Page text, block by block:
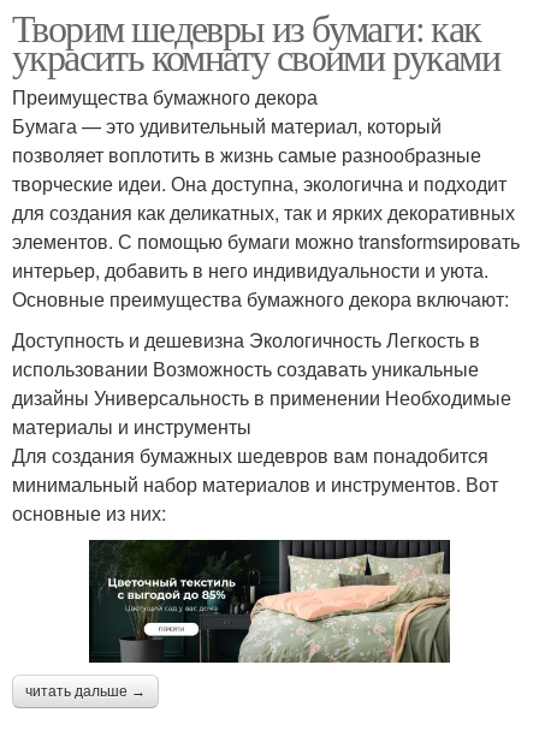
Творим шедевры из бумаги: как
украсить комнату своими руками
Преимущества бумажного декора
Бумага — это удивительный материал, который
позволяет воплотить в жизнь самые разнообразные
творческие идеи. Она доступна, экологична и подходит
для создания как деликатных, так и ярких декоративных
элементов. С помощью бумаги можно transformsировать
интерьер, добавить в него индивидуальности и уюта.
Основные преимущества бумажного декора включают:
Доступность и дешевизна Экологичность Легкость в
использовании Возможность создавать уникальные
дизайны Универсальность в применении Необходимые
материалы и инструменты
Для создания бумажных шедевров вам понадобится
минимальный набор материалов и инструментов. Вот
основные из них:
читать дальше →